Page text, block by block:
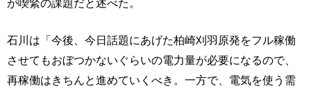
が喫緊の課題だと述べた。
石川は「今後、今日話題にあげた柏崎刈羽原発をフル稼働
させてもおぼつかないぐらいの電力量が必要になるので、
再稼働はきちんと進めていくべき。一方で、電気を使う需